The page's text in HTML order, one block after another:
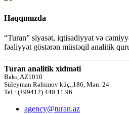
Haqqımızda
“Turan” siyasət, iqtisadiyyat və
fəaliyyət göstərən müstəqil analitik
Turan analitik xidməti
Bakı, AZ1010
Süleyman Rəhimov küç.,186, Mən. 24
Tel.: (+99412) 440 11 96
agency@turan.az